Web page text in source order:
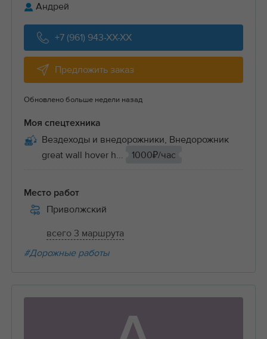
Андрей
+7 (961) 943-XX-XX
Предложить заказ
Обновлено больше недели назад
Моя спецтехника
Вездеходы и внедорожники, Внедорожник
great wall hover h...
1000₽/час
Место работ
Приволжский
всего 3 маршрута
#Дорожные работы